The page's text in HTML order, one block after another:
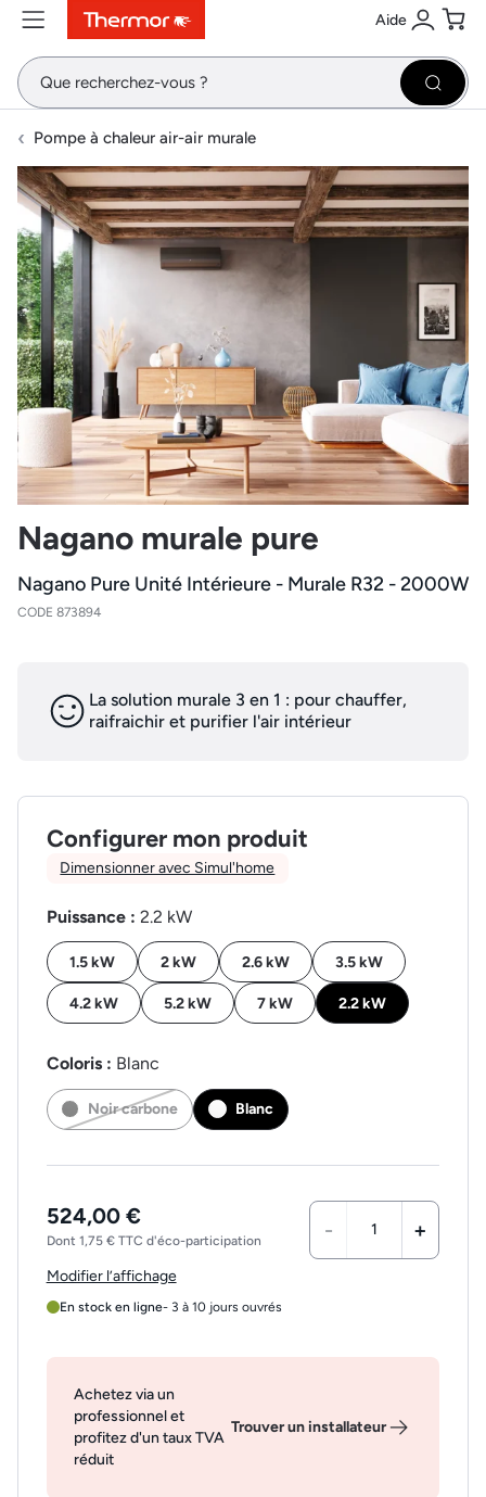
ContenuMenuRecherche Aide
Se
Pompe à chaleur air-air murale
Nagano murale pure
Nagano Pure Unité Intérieure - Murale R32 - 2000W
CODE 873894
La solution murale 3 en 1 : pour chauffer,
raifraichir et purifier l'air intérieur
Configurer mon produit
Dimensionner avec Simul'home
Puissance : 2.2 kW
1.5 kW 2 kW 2.6 kW 3.5 kW
4.2 kW 5.2 kW 7 kW 2.2 kW
Coloris : Blanc
Noir carbone Blanc
524,00 €
Dont 1,75 € TTC d'éco-participation - +
Modifier l’affichage
En stock en ligne- 3 à 10 jours ouvrés
Achetez via un
professionnel et
profitez d'un taux TVA
réduit
Trouver un installateur